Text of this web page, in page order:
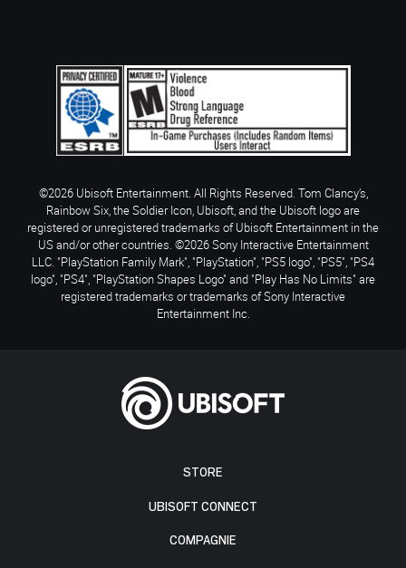
STORE
UBISOFT CONNECT
COMPAGNIE
©2026 Ubisoft Entertainment. All Rights Reserved. Tom Clancy’s,
Rainbow Six, the Soldier Icon, Ubisoft, and the Ubisoft logo are
registered or unregistered trademarks of Ubisoft Entertainment in the
US and/or other countries. ©2026 Sony Interactive Entertainment
LLC. "PlayStation Family Mark", "PlayStation", "PS5 logo", "PS5", "PS4
logo", "PS4", "PlayStation Shapes Logo" and "Play Has No Limits" are
registered trademarks or trademarks of Sony Interactive
Entertainment Inc.